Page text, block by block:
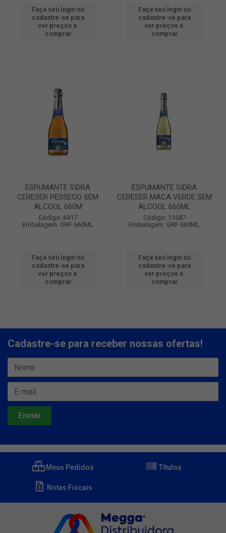
Faça seu login ou
cadastre-se para
ver preços e
comprar
Faça seu login ou
cadastre-se para
ver preços e
comprar
ESPUMANTE SIDRA
CERESER PESSEGO SEM
ALCOOL 660M
Código: 6417
Embalagem: GRF 660ML
Faça seu login ou
cadastre-se para
ver preços e
comprar
ESPUMANTE SIDRA
CERESER MACA VERDE SEM
ALCOOL 660ML
Código: 11687
Embalagem: GRF 660ML
Faça seu login ou
cadastre-se para
ver preços e
comprar
Cadastre-se para receber nossas ofertas!
Meus Pedidos Títulos
Notas Fiscais